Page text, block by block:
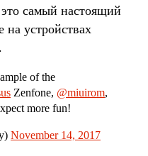
самый настоящий
на устройствах
of the
Zenfone, @miuirom,
more fun!
November 14, 2017